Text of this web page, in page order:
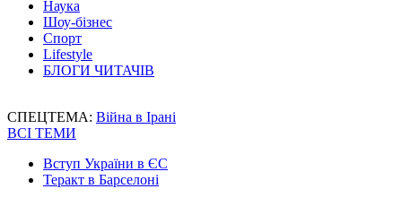
Наука
Шоу-бізнес
Спорт
Lifestyle
БЛОГИ ЧИТАЧІВ
СПЕЦТЕМА: Війна в Ірані
ВСІ ТЕМИ
Вступ України в ЄС
Теракт в Барселоні